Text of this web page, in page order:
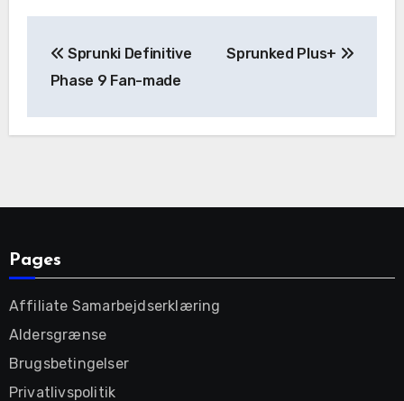
navigation
Sprunki Definitive
Phase 9 Fan-made
Sprunked Plus+
Pages
Affiliate Samarbejdserklæring
Aldersgrænse
Brugsbetingelser
Privatlivspolitik